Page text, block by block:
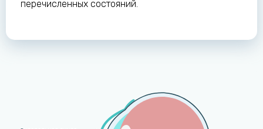
перечисленных состояний.